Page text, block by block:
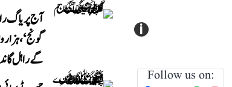
i
Follow us on:
آج پریاگ
گونج‘،
گے راہل